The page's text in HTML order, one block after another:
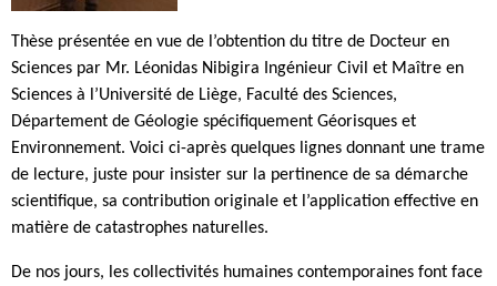
Thèse présentée en vue de l’obtention du titre de Docteur en
Sciences par Mr. Léonidas Nibigira Ingénieur Civil et Maître en
Sciences à l’Université de Liège, Faculté des Sciences,
Département de Géologie spécifiquement Géorisques et
Environnement. Voici ci-après quelques lignes donnant une trame
de lecture, juste pour insister sur la pertinence de sa démarche
scientifique, sa contribution originale et l’application effective en
matière de catastrophes naturelles.
De nos jours, les collectivités humaines contemporaines font face